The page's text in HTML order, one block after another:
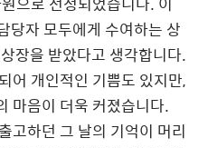
당자 모두에게 수여하는 상
장을 받았다고 생각합니다.
어 개인적인 기쁨도 있지만,
마음이 더욱 커졌습니다.
고하던 그 날의 기억이 머리